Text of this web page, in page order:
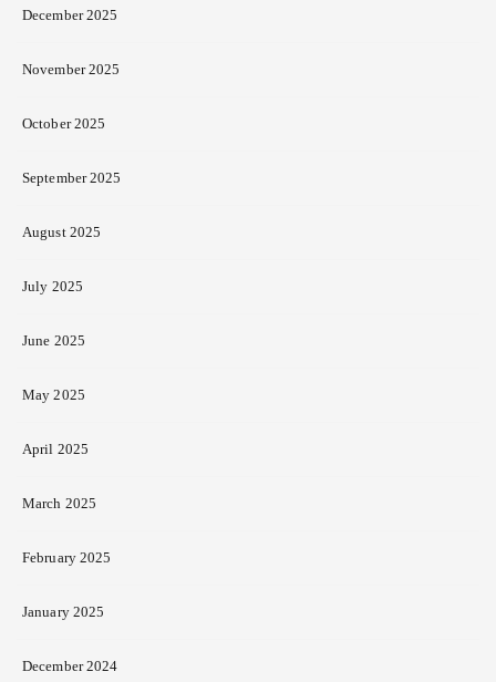
December 2025
November 2025
October 2025
September 2025
August 2025
July 2025
June 2025
May 2025
April 2025
March 2025
February 2025
January 2025
December 2024